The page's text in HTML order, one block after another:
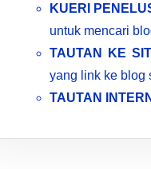
KUERI
untuk mencari
TAUTAN KE
yang link ke blog
TAUTAN